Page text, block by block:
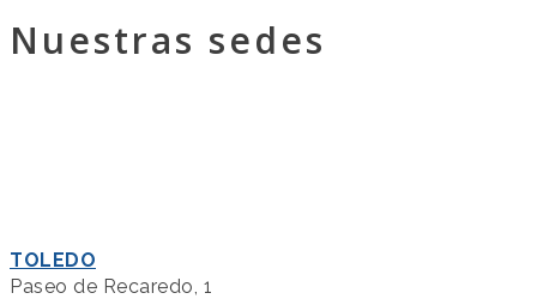
Nuestras sedes
TOLEDO
Paseo de Recaredo, 1